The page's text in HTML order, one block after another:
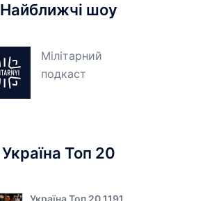
Найближчі шоу
Мілітарний
подкаст
Україна Топ 20
Україна Топ 20 1191